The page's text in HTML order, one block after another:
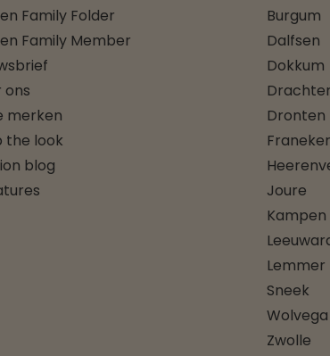
Family Folder
Family Member
ons
merken
the look
blog
Burgum
Dalfsen
Dokkum
Dronten
Franeker
Joure
Kampen
Lemmer
Sneek
Wolvega
Zwolle